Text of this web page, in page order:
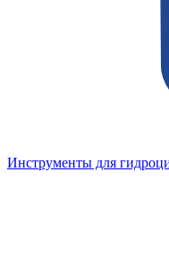
Инструменты для